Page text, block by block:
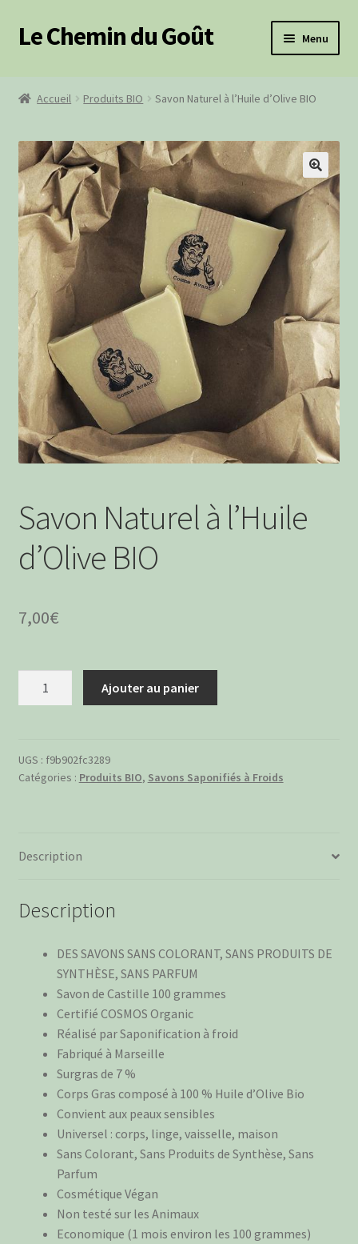
Aller
à
navigation
Aller
au
Le Chemin du Goût Menu
le
menu
enfant
Épicerie sucrée
Ouvrir
le
menu
enfant
Produits BIO
Paniers Cadeaux
Paniers Pique-Nique
Cosmétiques
Ouvrir
le
menu
enfant
Boissons Alcoolisées
Ouvrir
le
menu
enfant
Apéritifs à boire
Boissons Sans Alcool
Accueil Produits BIO Savon Naturel à l’Huile d’Olive BIO
🔍
Savon Naturel à l’Huile
d’Olive BIO
7,00€
à
l'Huile
Ajouter au panier
UGS : f9b902fc3289
Catégories : Produits BIO, Savons Saponifiés à Froids
Description
Description
DES SAVONS SANS COLORANT, SANS PRODUITS DE
SYNTHÈSE, SANS PARFUM
Savon de Castille 100 grammes
Certifié COSMOS Organic
Réalisé par Saponification à froid
Fabriqué à Marseille
Surgras de 7 %
Corps Gras composé à 100 % Huile d’Olive Bio
Convient aux peaux sensibles
Universel : corps, linge, vaisselle, maison
Sans Colorant, Sans Produits de Synthèse, Sans
Parfum
Cosmétique Végan
Non testé sur les Animaux
Economique (1 mois environ les 100 grammes)